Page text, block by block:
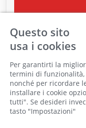
Il punto vendita, gli
saranno chiusi per
2026 compresi.
Questo sito
usa i cookies
Per garantirti la
termini di funzionalità,
nonché per ricordare
installare i cookie
tutti". Se desideri
tasto "Impostazioni"